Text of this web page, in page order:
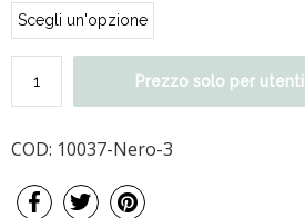
Prezzo solo per utenti
COD: 10037-Nero-3